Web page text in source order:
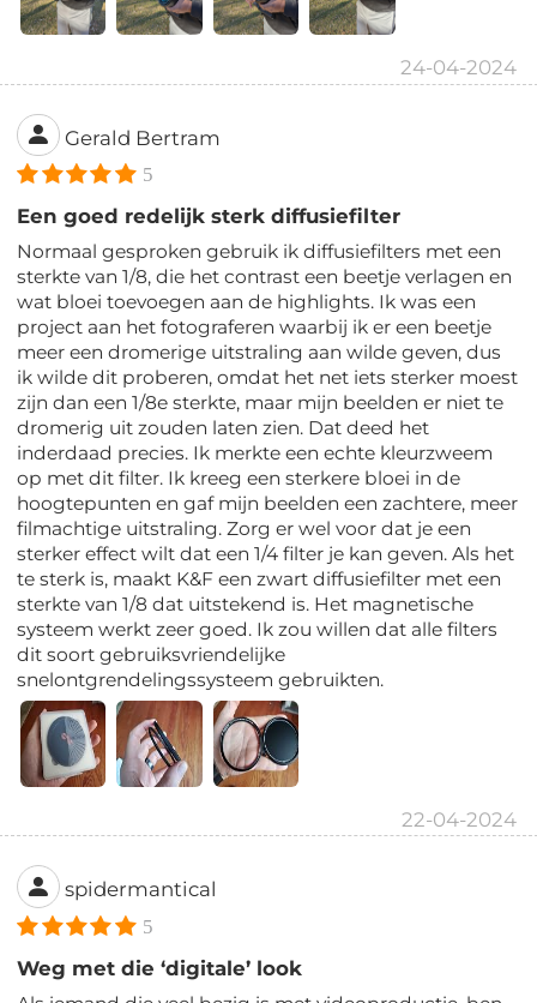
24-04-2024
Gerald Bertram
5
Een goed redelijk sterk diffusiefilter
Normaal gesproken gebruik ik diffusiefilters met een
sterkte van 1/8, die het contrast een beetje verlagen en
wat bloei toevoegen aan de highlights. Ik was een
project aan het fotograferen waarbij ik er een beetje
meer een dromerige uitstraling aan wilde geven, dus
ik wilde dit proberen, omdat het net iets sterker moest
zijn dan een 1/8e sterkte, maar mijn beelden er niet te
dromerig uit zouden laten zien. Dat deed het
inderdaad precies. Ik merkte een echte kleurzweem
op met dit filter. Ik kreeg een sterkere bloei in de
hoogtepunten en gaf mijn beelden een zachtere, meer
filmachtige uitstraling. Zorg er wel voor dat je een
sterker effect wilt dat een 1/4 filter je kan geven. Als het
te sterk is, maakt K&F een zwart diffusiefilter met een
sterkte van 1/8 dat uitstekend is. Het magnetische
systeem werkt zeer goed. Ik zou willen dat alle filters
dit soort gebruiksvriendelijke
snelontgrendelingssysteem gebruikten.
22-04-2024
spidermantical
5
Weg met die ‘digitale’ look